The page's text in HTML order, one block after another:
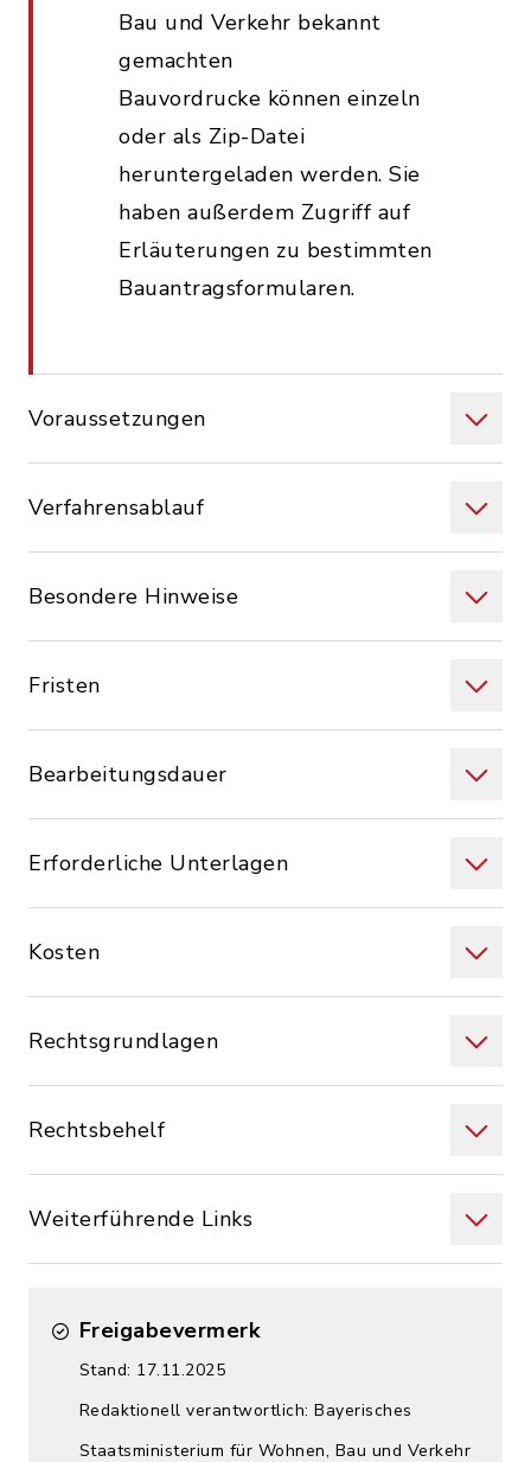
Bau und Verkehr bekannt
gemachten
Bauvordrucke können einzeln
oder als Zip-Datei
heruntergeladen werden. Sie
haben außerdem Zugriff auf
Erläuterungen zu bestimmten
Bauantragsformularen.
Voraussetzungen
Verfahrensablauf
Besondere Hinweise
Fristen
Bearbeitungsdauer
Erforderliche Unterlagen
Kosten
Rechtsgrundlagen
Rechtsbehelf
Weiterführende Links
Freigabevermerk
Stand: 17.11.2025
Redaktionell verantwortlich: Bayerisches
Staatsministerium für Wohnen, Bau und Verkehr